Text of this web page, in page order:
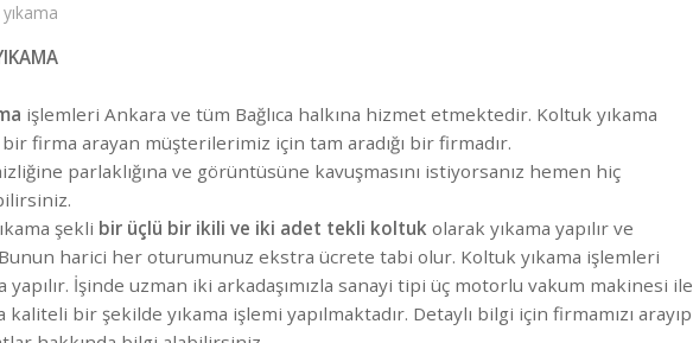
yıkama
işlemleri Ankara ve tüm Bağlıca halkına hizmet etmektedir. Koltuk yıkama
firma arayan müşterilerimiz için tam aradığı bir firmadır.
parlaklığına ve görüntüsüne kavuşmasını istiyorsanız hemen hiç
şekli bir üçlü bir ikili ve iki adet tekli koltuk olarak yıkama yapılır ve
harici her oturumunuz ekstra ücrete tabi olur. Koltuk yıkama işlemleri
İşinde uzman iki arkadaşımızla sanayi tipi üç motorlu vakum makinesi ile
bir şekilde yıkama işlemi yapılmaktadır. Detaylı bilgi için firmamızı arayıp